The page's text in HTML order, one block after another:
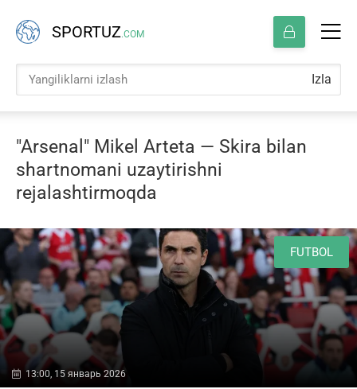
SPORTUZ.COM
Izla
"Arsenal" Mikel Arteta — Skira bilan
shartnomani uzaytirishni
rejalashtirmoqda
FUTBOL
13:00, 15 январь 2026